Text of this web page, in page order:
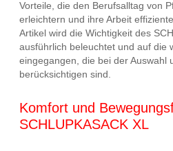
Vorteile, die den Berufsalltag von
erleichtern und ihre Arbeit
Artikel wird die Wichtigkeit des
ausführlich beleuchtet und auf die
eingegangen, die bei der Auswahl
berücksichtigen sind.
Komfort und
SCHLUPKASACK XL